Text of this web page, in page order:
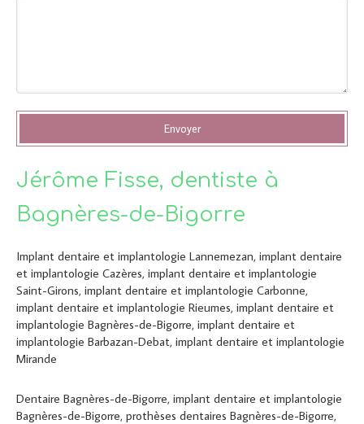
Envoyer
Jérôme Fisse, dentiste à
Bagnères-de-Bigorre
Implant dentaire et implantologie Lannemezan, implant dentaire
et implantologie Cazères, implant dentaire et implantologie
Saint-Girons, implant dentaire et implantologie Carbonne,
implant dentaire et implantologie Rieumes, implant dentaire et
implantologie Bagnères-de-Bigorre, implant dentaire et
implantologie Barbazan-Debat, implant dentaire et implantologie
Mirande
Dentaire Bagnères-de-Bigorre, implant dentaire et implantologie
Bagnères-de-Bigorre, prothèses dentaires Bagnères-de-Bigorre,